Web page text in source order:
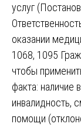
услуг
оказании
1068, 1095
чтобы
факта: наличие
инвалидность,
помощи